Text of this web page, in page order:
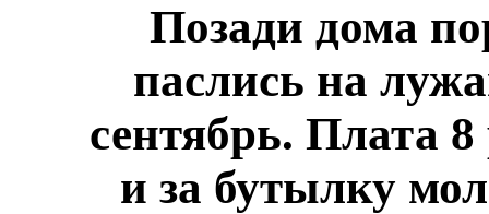
Позади дома
паслись на
сентябрь. Плата
и за бутылку